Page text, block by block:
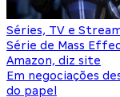
Séries, TV e
Série de Mass
Amazon, diz site
Em negociações
do papel